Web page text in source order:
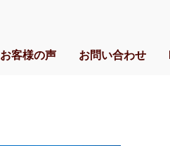
お客様の声 お問い合わせ